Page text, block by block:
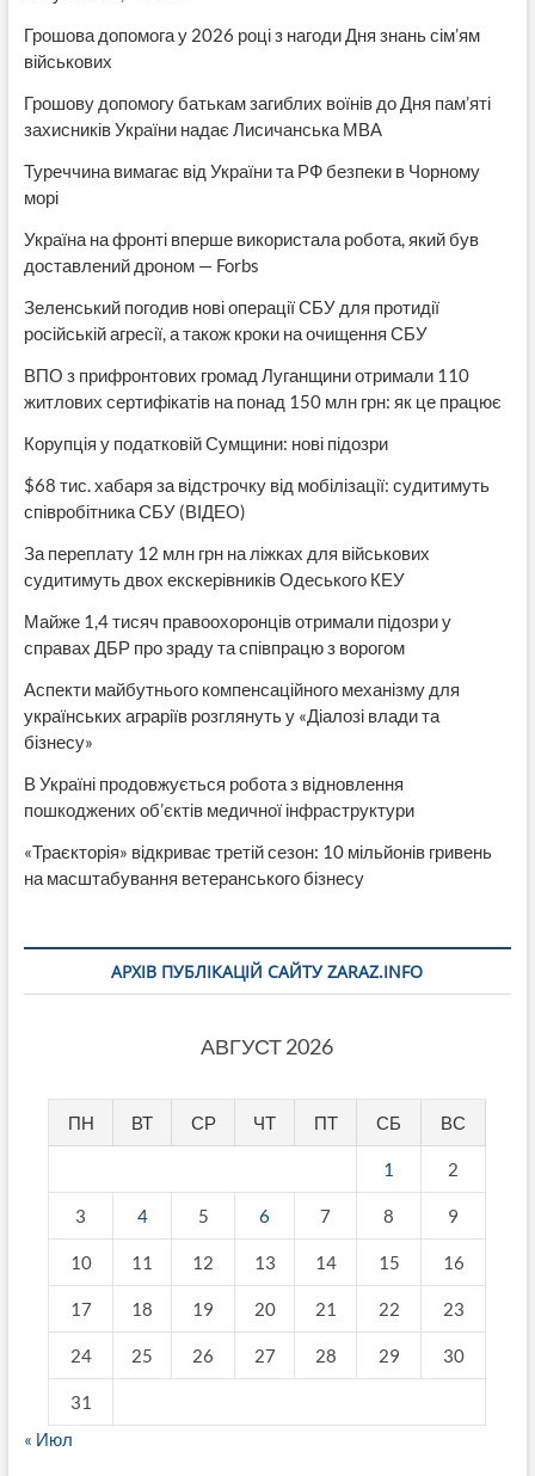
Грошова допомога у 2026 році з нагоди Дня знань сім’ям
військових
Грошову допомогу батькам загиблих воїнів до Дня пам’яті
захисників України надає Лисичанська МВА
Туреччина вимагає від України та РФ безпеки в Чорному
морі
Україна на фронті вперше використала робота, який був
доставлений дроном — Forbs
Зеленський погодив нові операції СБУ для протидії
російській агресії, а також кроки на очищення СБУ
ВПО з прифронтових громад Луганщини отримали 110
житлових сертифікатів на понад 150 млн грн: як це працює
Корупція у податковій Сумщини: нові підозри
$68 тис. хабаря за відстрочку від мобілізації: судитимуть
співробітника СБУ (ВІДЕО)
За переплату 12 млн грн на ліжках для військових
судитимуть двох екскерівників Одеського КЕУ
Майже 1,4 тисяч правоохоронців отримали підозри у
справах ДБР про зраду та співпрацю з ворогом
Аспекти майбутнього компенсаційного механізму для
українських аграріїв розглянуть у «Діалозі влади та
бізнесу»
В Україні продовжується робота з відновлення
пошкоджених об’єктів медичної інфраструктури
«Траєкторія» відкриває третій сезон: 10 мільйонів гривень
на масштабування ветеранського бізнесу
АРХІВ ПУБЛІКАЦІЙ САЙТУ ZARAZ.INFO
АВГУСТ 2026
ПН ВТ СР ЧТ ПТ СБ ВС
1 2
3 4 5 6 7 8 9
10 11 12 13 14 15 16
17 18 19 20 21 22 23
24 25 26 27 28 29 30
31
« Июл